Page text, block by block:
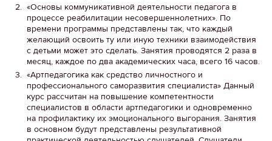
«Основы коммуникативной деятельности педагога в
процессе реабилитации несовершеннолетних». По
времени программы представлены так, что каждый
желающий освоить ту или иную техники взаимодействия
с детьми может это сделать. Занятия проводятся 2 раза в
месяц, каждое по два академических часа, всего 16 часов.
«Артпедагогика как средство личностного и
профессионального саморазвития специалиста» Данный
курс рассчитан на повышение компетентности
специалистов в области артпедагогики и одновременно
на профилактику их эмоционального выгорания. Занятия
в основном будут представлены результативной